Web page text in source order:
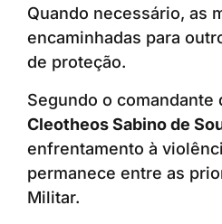
Quando necessário, as
encaminhadas para
de proteção.
Segundo o comandante
Cleotheos Sabino de
enfrentamento à
permanece entre as
Militar.